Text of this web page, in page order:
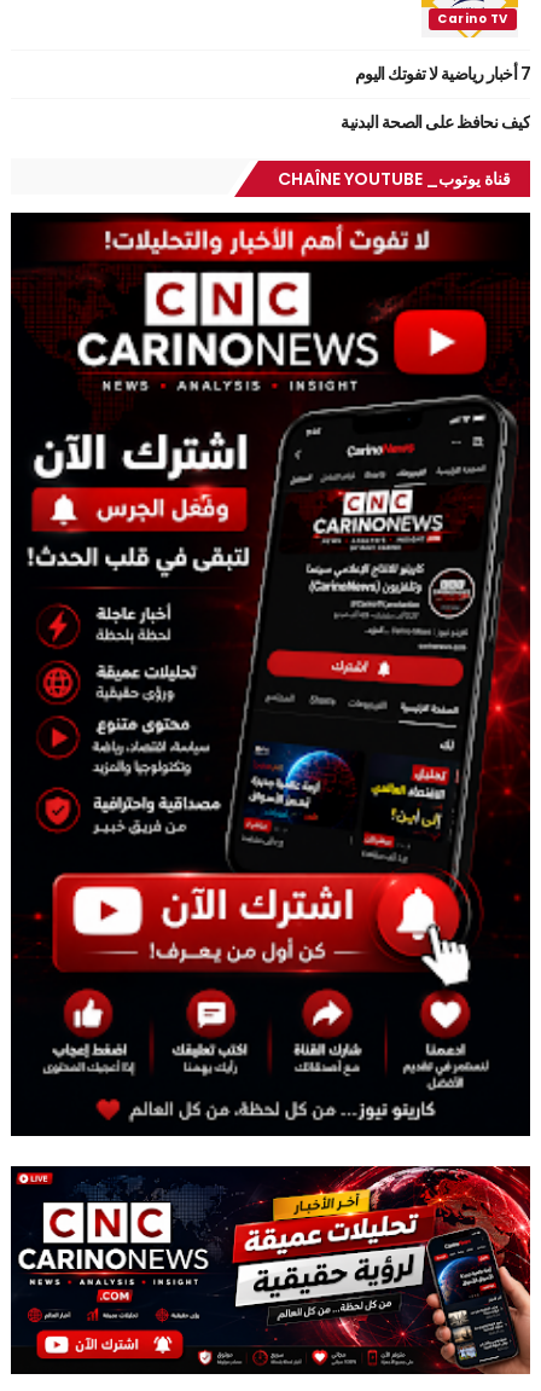
7 أخبار رياضية لا تفوتك اليوم
كيف نحافظ على الصحة البدنية
قناة يوتوب_ CHAÎNE YOUTUBE